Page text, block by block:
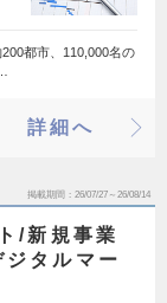
都市、110,000名の
詳細へ
掲載期間 26/07/27～26/08/14
/新規事業
タルマー